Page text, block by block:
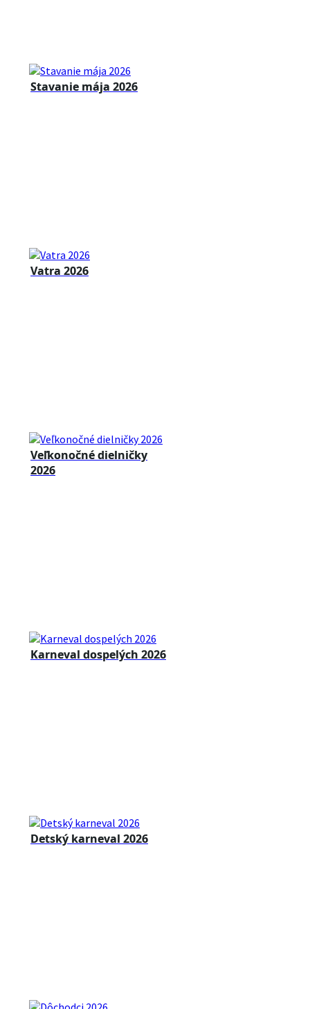
Stavanie mája 2026
Vatra 2026
Veľkonočné dielničky
2026
Karneval dospelých 2026
Detský karneval 2026